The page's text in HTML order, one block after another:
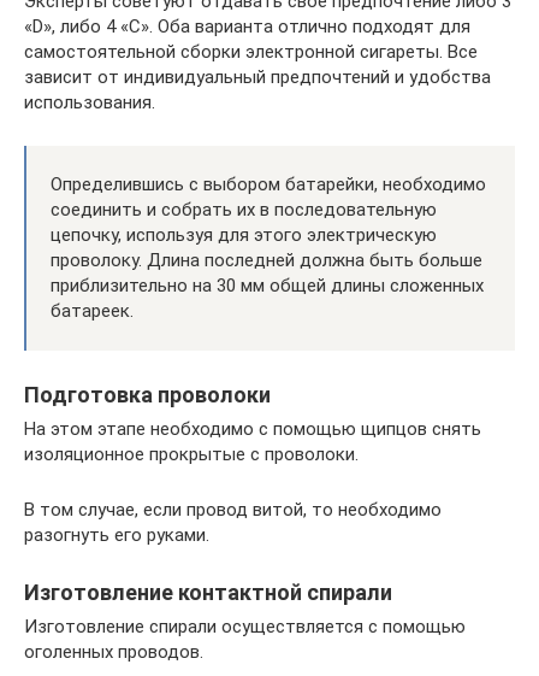
«D», либо 4 «С». Оба варианта отлично подходят для
самостоятельной сборки электронной сигареты. Все
зависит от индивидуальный предпочтений и удобства
использования.
Определившись с выбором батарейки, необходимо
соединить и собрать их в последовательную
цепочку, используя для этого электрическую
проволоку. Длина последней должна быть больше
приблизительно на 30 мм общей длины сложенных
батареек.
Подготовка проволоки
На этом этапе необходимо с помощью щипцов снять
изоляционное прокрытые с проволоки.
В том случае, если провод витой, то необходимо
разогнуть его руками.
Изготовление контактной спирали
Изготовление спирали осуществляется с помощью
оголенных проводов.